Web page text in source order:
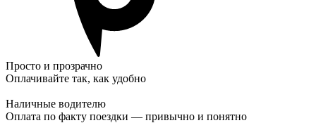
Просто и прозрачно
Оплачивайте так, как удобно
Наличные водителю
Оплата по факту поездки — привычно и понятно